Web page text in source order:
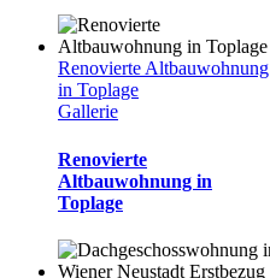
Renovierte Altbauwohnung
in Toplage
Gallerie
Renovierte
Altbauwohnung in
Toplage